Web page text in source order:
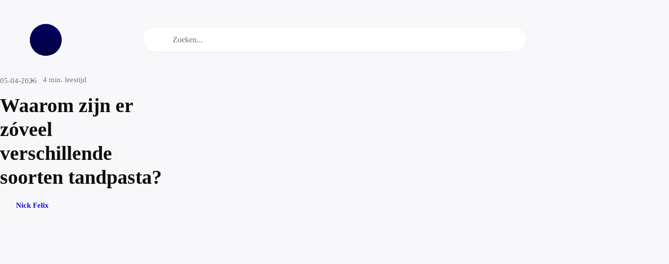
05-04-2026 4 min. leestijd
Waarom zijn er
zóveel
verschillende
soorten tandpasta?
Nick Felix